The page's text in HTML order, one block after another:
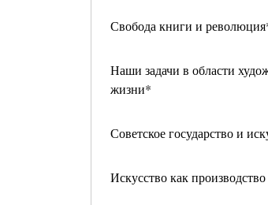
Свобода книги и
Наши задачи в области
жизни*
Советское государство и
Искусство как производство